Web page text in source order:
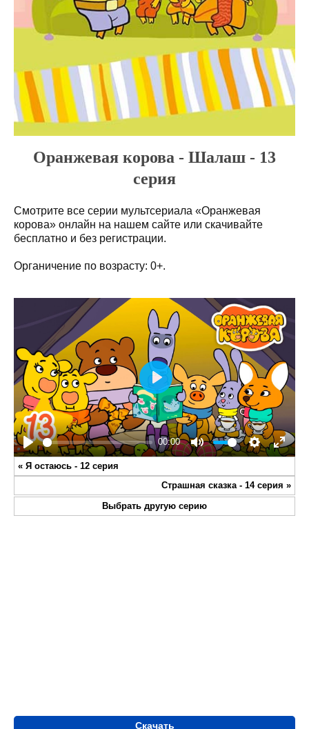
Оранжевая корова - Шалаш - 13
серия
Смотрите все серии мультсериала «Оранжевая
корова» онлайн на нашем сайте или скачивайте
бесплатно и без регистрации.
Органичение по возрасту: 0+.
Play
00:00
Mute Settings
Enter
Play
« Я остаюсь - 12 серия
Страшная сказка - 14 серия »
Выбрать другую серию
Скачать